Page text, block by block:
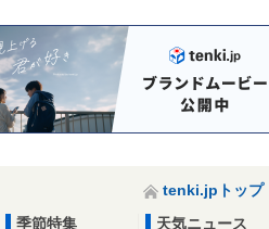
tenki.jpトップ
季節特集
天気ニュース